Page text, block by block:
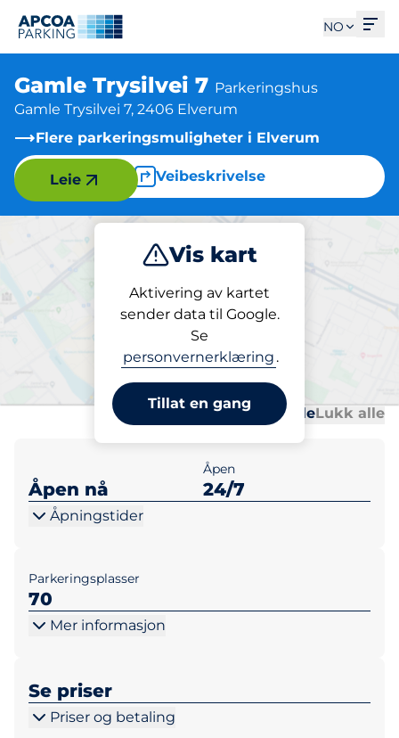
NO
Gamle Trysilvei 7 Parkeringshus
Gamle Trysilvei 7, 2406 Elverum
Flere parkeringsmuligheter i Elverum
Veibeskrivelse
Vis kart
Aktivering av kartet
sender data til Google.
Se
personvernerklæring .
Tillat en gang
Leie
Parkering
Parkering
Gamle Trysilvei 7
Åpne alleLukk alle
Åpen nå
Åpen
24/7
Åpningstider
Parkeringsplasser
70
Mer informasjon
Se priser
Priser og betaling